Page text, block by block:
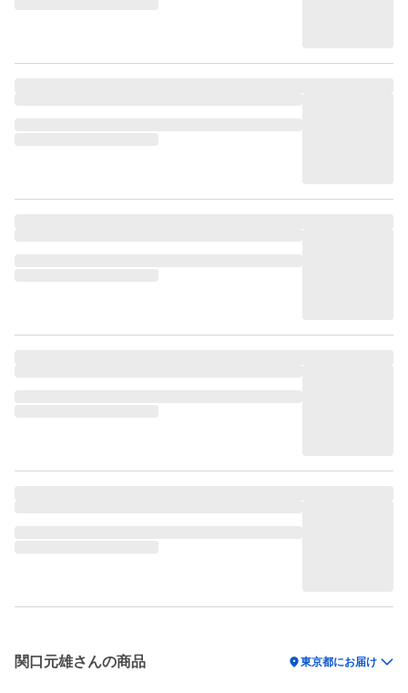
関口元雄さんの商品 location_on東京都にお届け